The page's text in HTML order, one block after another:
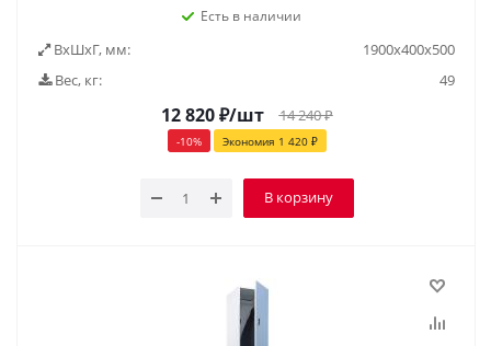
Есть в наличии
ВxШxГ, мм:
1900x400x500
Вес, кг:
49
12 820₽/шт 14 240₽
-10% Экономия 1 420₽
В корзину